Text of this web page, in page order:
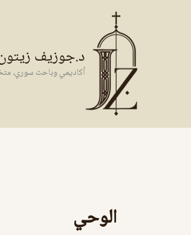
د.جوزيف
أكاديمي وباحث سوري،
الوحي